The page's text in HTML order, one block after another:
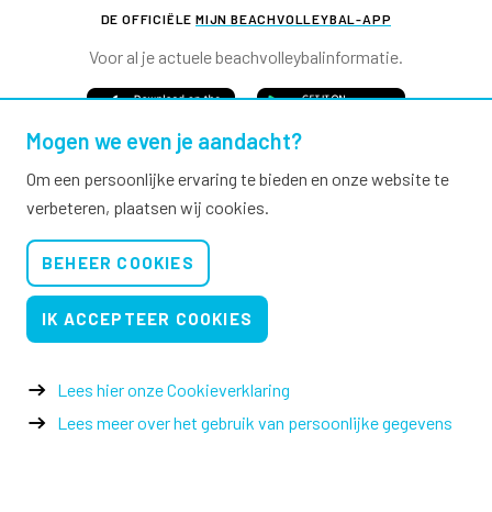
DE OFFICIËLE MIJN BEACHVOLLEYBAL-APP
Voor al je actuele beachvolleybalinformatie.
© 2026 Nevobo
Nieuwsbrieven
Privacy & cookies
Verkoopvoorwaarden evenementen
Mogen we even je aandacht?
Om een persoonlijke ervaring te bieden en onze website te
verbeteren, plaatsen wij cookies.
BEHEER COOKIES
IK ACCEPTEER COOKIES
Lees hier onze Cookieverklaring
Lees meer over het gebruik van persoonlijke gegevens